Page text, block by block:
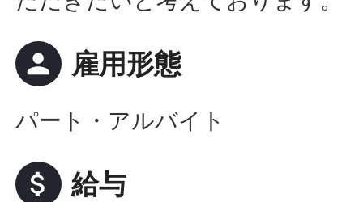
person 雇用形態
パート・アルバイト
attach_money 給与